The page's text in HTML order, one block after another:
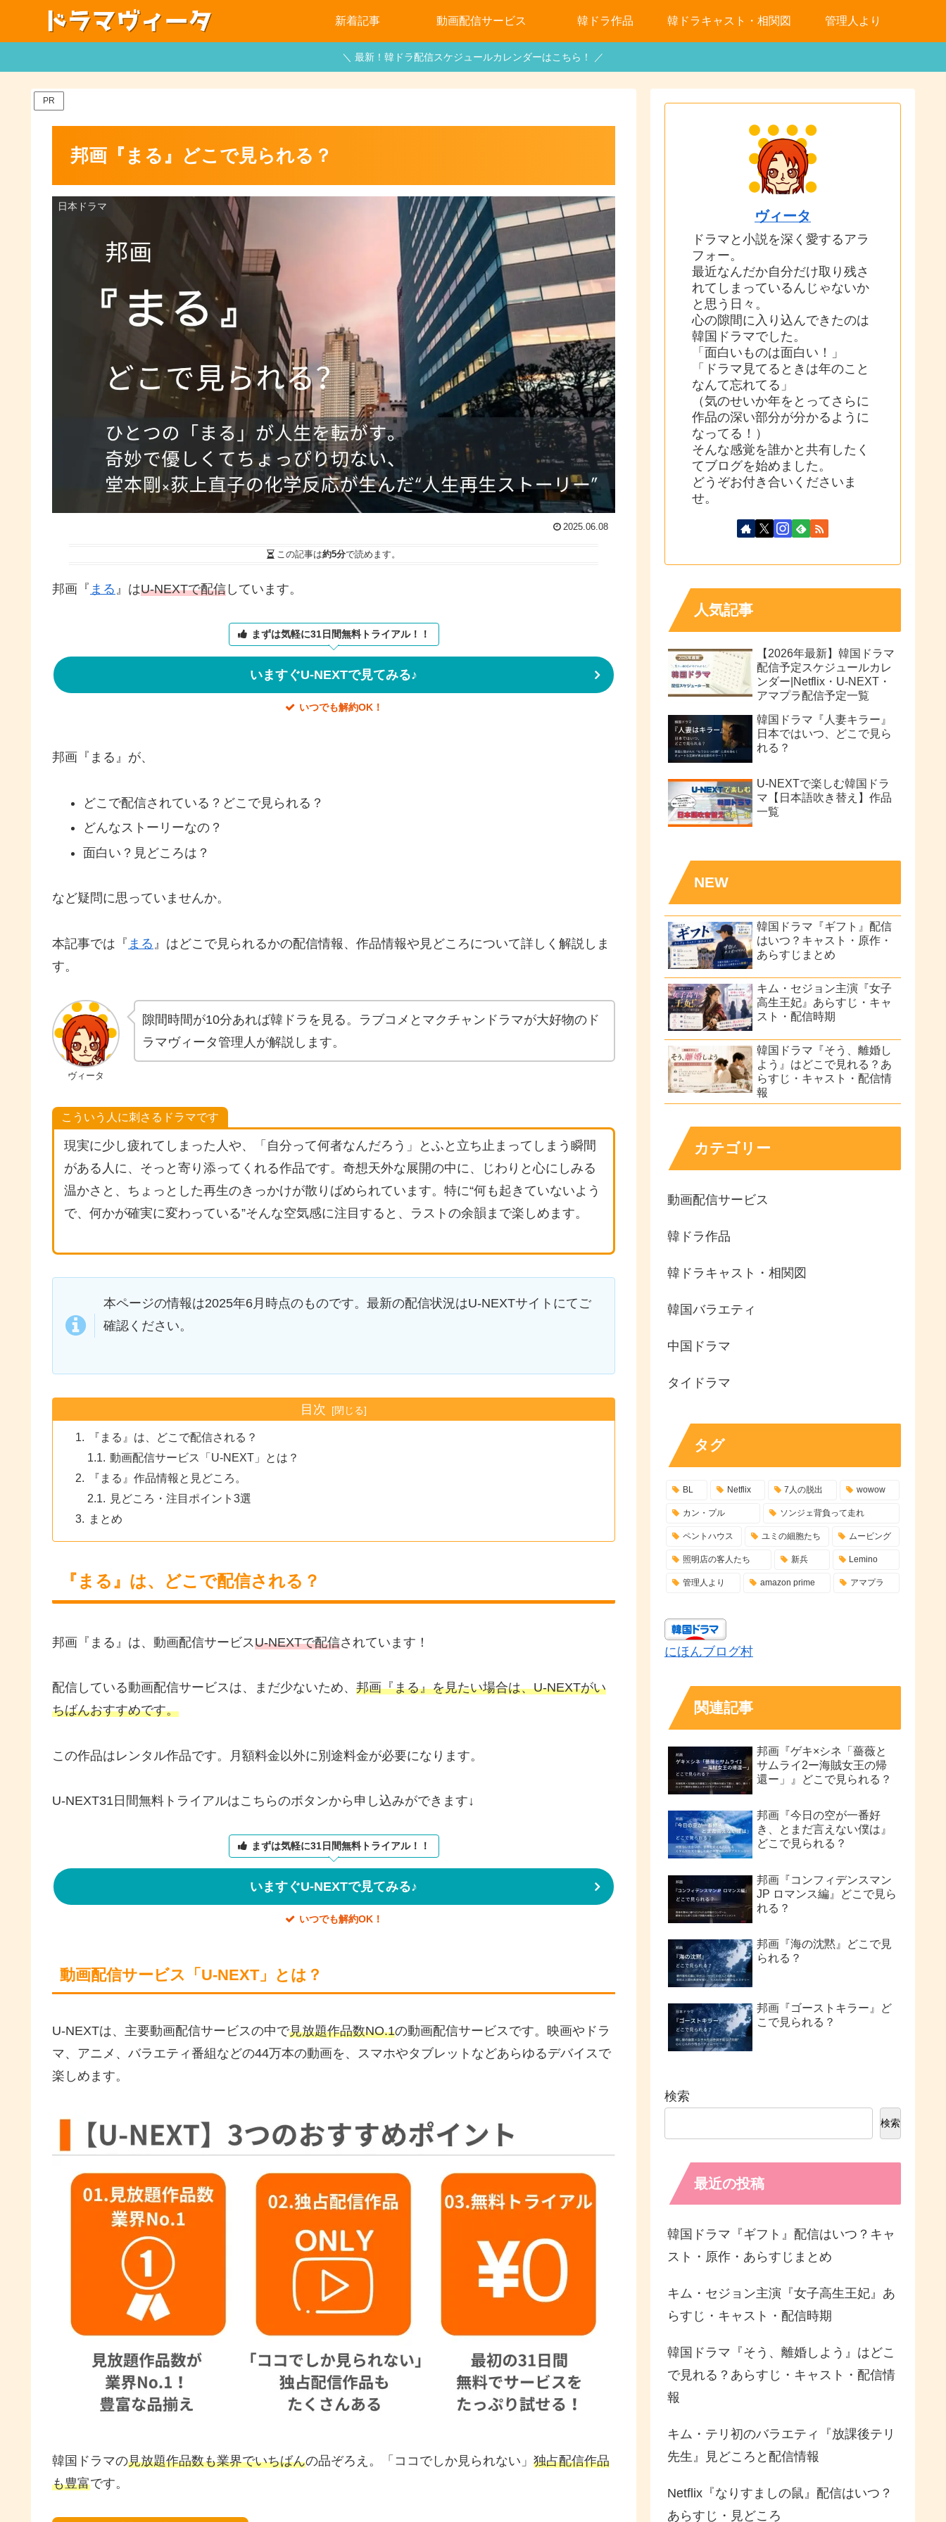
新着記事 動画配信サービス 韓ドラ作品 韓ドラキャスト・相関図 管理人より
＼ 最新！韓ドラ配信スケジュールカレンダーはこちら！ ／
PR
邦画『まる』どこで見られる？
日本ドラマ
2025.06.08
この記事は約5分で読めます。
邦画『 まる 』はU-NEXTで配信 しています。
まずは気軽に31日間無料トライアル！！
いますぐU-NEXTで見てみる♪
いつでも解約OK！
邦画『まる』が、
どこで配信されている？どこで見られる？
どんなストーリーなの？
面白い？見どころは？
など疑問に思っていませんか。
本記事では『 まる 』はどこで見られるかの配信情報、作品情報や見どころについて詳しく解説しま
す。
ヴィータ
隙間時間が10分あれば韓ドラを見る。ラブコメとマクチャンドラマが大好物のド
ラマヴィータ管理人が解説します。
こういう人に刺さるドラマです
現実に少し疲れてしまった人や、「自分って何者なんだろう」とふと立ち止まってしまう瞬間
がある人に、そっと寄り添ってくれる作品です。奇想天外な展開の中に、じわりと心にしみる
温かさと、ちょっとした再生のきっかけが散りばめられています。特に“何も起きていないよう
で、何かが確実に変わっている”そんな空気感に注目すると、ラストの余韻まで楽しめます。
本ページの情報は2025年6月時点のものです。最新の配信状況はU-NEXTサイトにてご
確認ください。
目次
『まる』は、どこで配信される？
動画配信サービス「U-NEXT」とは？
『まる』作品情報と見どころ。
見どころ・注目ポイント3選
まとめ
『まる』は、どこで配信される？
邦画『まる』は、動画配信サービスU-NEXTで配信されています！
配信している動画配信サービスは、まだ少ないため、 邦画『まる』を見たい場合は、U-NEXTがい
ちばんおすすめです。
この作品はレンタル作品です。月額料金以外に別途料金が必要になります。
U-NEXT31日間無料トライアルはこちらのボタンから申し込みができます↓
まずは気軽に31日間無料トライアル！！
いますぐU-NEXTで見てみる♪
いつでも解約OK！
動画配信サービス「U-NEXT」とは？
U-NEXTは、主要動画配信サービスの中で見放題作品数NO.1の動画配信サービスです。映画やドラ
マ、アニメ、バラエティ番組などの44万本の動画を、スマホやタブレットなどあらゆるデバイスで
楽しめます。
韓国ドラマの見放題作品数も業界でいちばんの品ぞろえ。「ココでしか見られない」 独占配信作品
も豊富です。
ヴィータ
ドラマと小説を深く愛するアラ
フォー。
最近なんだか自分だけ取り残さ
れてしまっているんじゃないか
と思う日々。
心の隙間に入り込んできたのは
韓国ドラマでした。
「面白いものは面白い！」
「ドラマ見てるときは年のこと
なんて忘れてる」
（気のせいか年をとってさらに
作品の深い部分が分かるように
なってる！）
そんな感覚を誰かと共有したく
てブログを始めました。
どうぞお付き合いくださいま
せ。
人気記事
【2026年最新】韓国ドラマ
配信予定スケジュールカレ
ンダー|Netflix・U-NEXT・
アマプラ配信予定一覧
韓国ドラマ『人妻キラー』
日本ではいつ、どこで見ら
れる？
U-NEXTで楽しむ韓国ドラ
マ【日本語吹き替え】作品
一覧
NEW
韓国ドラマ『ギフト』配信
はいつ？キャスト・原作・
あらすじまとめ
キム・セジョン主演『女子
高生王妃』あらすじ・キャ
スト・配信時期
韓国ドラマ『そう、離婚し
よう』はどこで見れる？あ
らすじ・キャスト・配信情
報
カテゴリー
動画配信サービス
韓ドラ作品
韓ドラキャスト・相関図
韓国バラエティ
中国ドラマ
タイドラマ
タグ
BL Netflix 7人の脱出 wowow
カン・プル ソンジェ背負って走れ
ペントハウス ユミの細胞たち ムービング
照明店の客人たち 新兵 Lemino
管理人より amazon prime アマプラ
にほんブログ村
関連記事
邦画『ゲキ×シネ「薔薇と
サムライ2ー海賊女王の帰
還ー」』どこで見られる？
邦画『今日の空が一番好
き、とまだ言えない僕は』
どこで見られる？
邦画『コンフィデンスマン
JP ロマンス編』どこで見ら
れる？
邦画『海の沈黙』どこで見
られる？
邦画『ゴーストキラー』ど
こで見られる？
検索
検索
最近の投稿
韓国ドラマ『ギフト』配信はいつ？キャ
スト・原作・あらすじまとめ
キム・セジョン主演『女子高生王妃』あ
らすじ・キャスト・配信時期
韓国ドラマ『そう、離婚しよう』はどこ
で見れる？あらすじ・キャスト・配信情
報
キム・テリ初のバラエティ『放課後テリ
先生』見どころと配信情報
Netflix『なりすましの鼠』配信はいつ？
あらすじ・見どころ